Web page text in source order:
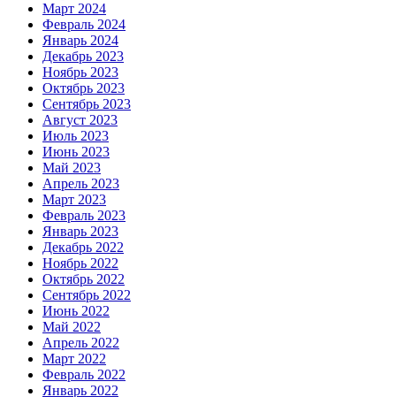
Март 2024
Февраль 2024
Январь 2024
Декабрь 2023
Ноябрь 2023
Октябрь 2023
Сентябрь 2023
Август 2023
Июль 2023
Июнь 2023
Май 2023
Апрель 2023
Март 2023
Февраль 2023
Январь 2023
Декабрь 2022
Ноябрь 2022
Октябрь 2022
Сентябрь 2022
Июнь 2022
Май 2022
Апрель 2022
Март 2022
Февраль 2022
Январь 2022